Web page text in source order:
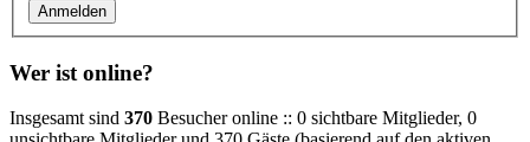
Wer ist online?
Insgesamt sind 370 Besucher online :: 0 sichtbare Mitglieder, 0